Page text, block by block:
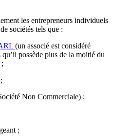
les entrepreneurs individuels
sociétés tels que :
(un associé est considéré
possède plus de la moitié du
Non Commerciale) ;
;